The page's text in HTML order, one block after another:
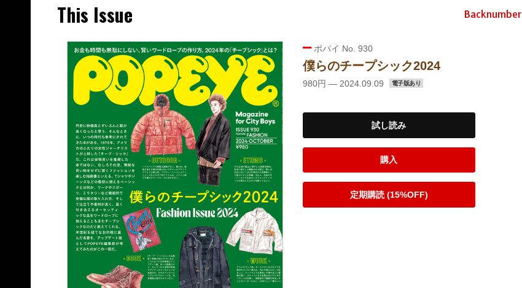
This Issue Backnumber
ポパイ No. 930
僕らのチープシック2024
980円 — 2024.09.09 電子版あり
試し読み
購入
定期購読 (15%OFF)